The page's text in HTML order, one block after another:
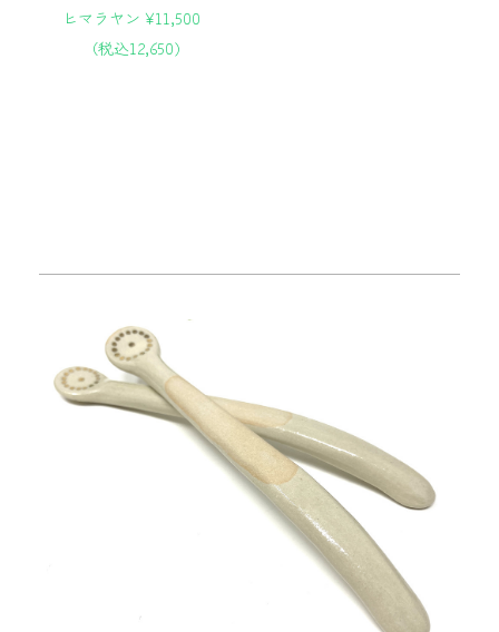
ヒマラヤン ¥11,500
（税込12,650)